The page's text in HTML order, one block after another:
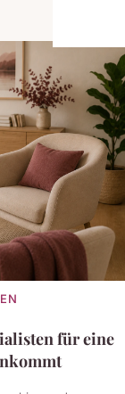
für eine